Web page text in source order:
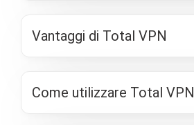
Vantaggi di Total VPN
Come utilizzare Total VPN